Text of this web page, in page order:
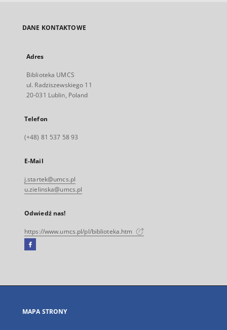
DANE KONTAKTOWE
Adres
Biblioteka UMCS
ul. Radziszewskiego 11
20-031 Lublin, Poland
Telefon
(+48) 81 537 58 93
E-Mail
j.startek@umcs.pl
u.zielinska@umcs.pl
Odwiedź nas!
https://www.umcs.pl/pl/biblioteka.htm
Facebook
się
karcie
MAPA STRONY